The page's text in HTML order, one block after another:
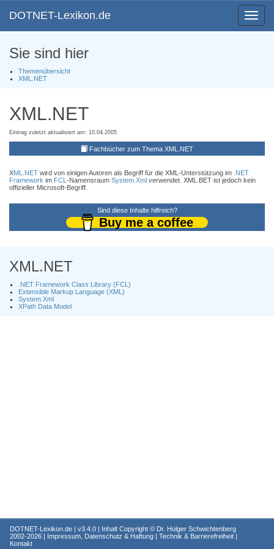
Toggle
DOTNET-Lexikon.de
Sie sind hier
Themenübersicht
XML.NET
XML.NET
Eintrag zuletzt aktualisiert am: 10.04.2005
Fachbücher zum Thema XML.NET
XML.NET wird von einigen Autoren als Begriff für die XML-Unterstützung im .NET
Framework im FCL -Namensraum System.Xml verwendet. XML.BET ist jedoch kein
offizieller Microsoft-Begriff.
Sind diese Inhalte hilfreich?
Buy me a coffee
XML.NET
.NET Framework Class Library (FCL)
Extensible Markup Language (XML)
System.Xml
XPath Data Model
DOTNET-Lexikon.de | v3.4.0 | Inhalt Copyright © Dr. Holger Schwichtenberg
2002-2026 | Impressum, Datenschutz & Haftung | Technik & Barrierefreiheit |
Kontakt